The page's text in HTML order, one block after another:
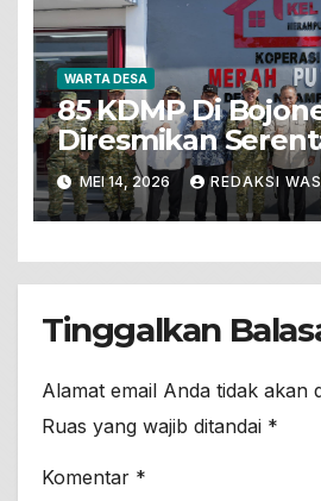
WARTA DESA
85 KDMP Di
Diresmikan
Presiden Prabowo
MEI 14, 2026 REDAKSI
Tinggalkan
Alamat email Anda tidak akan
Ruas yang wajib ditandai *
Komentar *